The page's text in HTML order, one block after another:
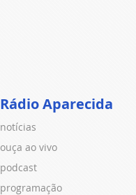
Rádio Aparecida
notícias
ouça ao vivo
podcast
programação